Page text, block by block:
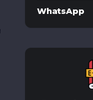
WhatsApp